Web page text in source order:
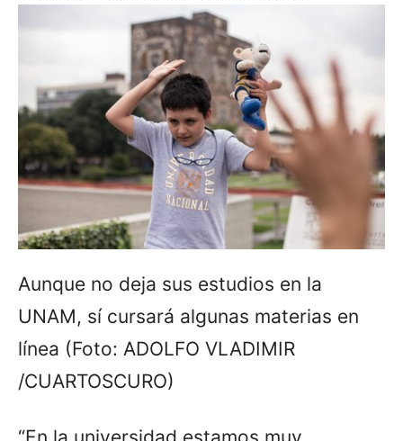
Aunque no deja sus estudios en la
UNAM, sí cursará algunas materias en
línea (Foto: ADOLFO VLADIMIR
/CUARTOSCURO)